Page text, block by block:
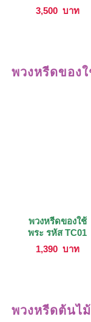
3,500 บาท
พวงหรีดของ
พวงหรีดของใช้
พระ รหัส TC01
1,390 บาท
พวงหรีดต้นไม้